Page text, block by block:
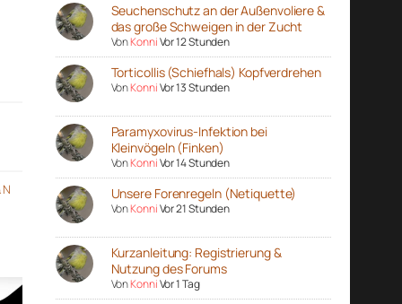
Seuchenschutz an der Außenvoliere &
das große Schweigen in der Zucht
VonKonniVor 12 Stunden
Torticollis (Schiefhals) Kopfverdrehen
VonKonniVor 13 Stunden
Paramyxovirus-Infektion bei
Kleinvögeln (Finken)
VonKonniVor 14 Stunden
Unsere Forenregeln (Netiquette)
VonKonniVor 21 Stunden
Kurzanleitung: Registrierung &
Nutzung des Forums
VonKonniVor 1 Tag